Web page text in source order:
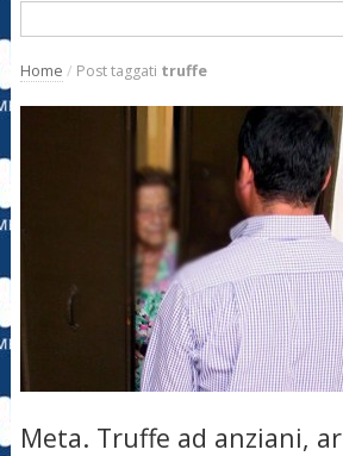
Home / Post taggati truffe
Meta. Truffe ad anziani,